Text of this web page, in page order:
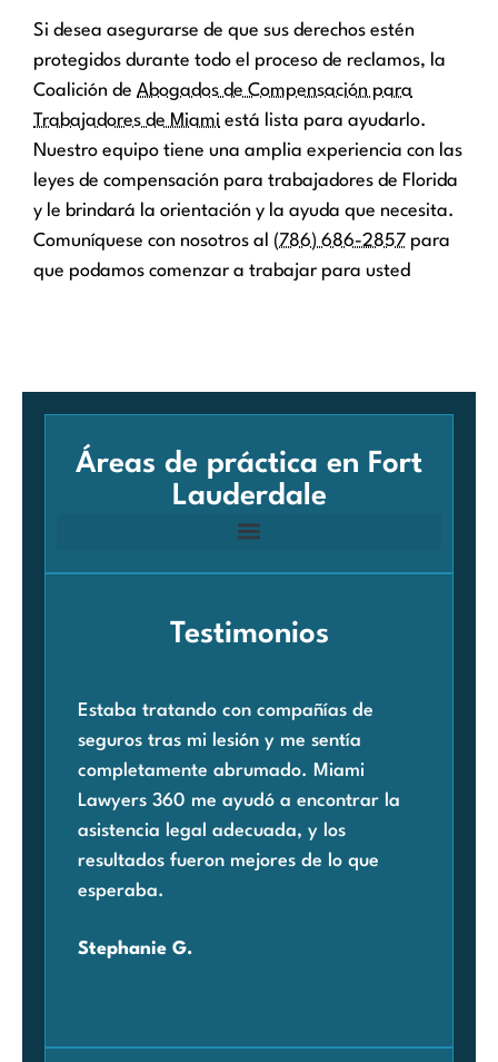
Si desea asegurarse de que sus derechos estén
protegidos durante todo el proceso de reclamos, la
Coalición de Abogados de Compensación para
Trabajadores de Miami está lista para ayudarlo.
Nuestro equipo tiene una amplia experiencia con las
leyes de compensación para trabajadores de Florida
y le brindará la orientación y la ayuda que necesita.
Comuníquese con nosotros al (786) 686-2857 para
que podamos comenzar a trabajar para usted
Áreas de práctica en Fort
Lauderdale
Testimonios
Estaba tratando con compañías de
seguros tras mi lesión y me sentía
completamente abrumado. Miami
Lawyers 360 me ayudó a encontrar la
asistencia legal adecuada, y los
resultados fueron mejores de lo que
esperaba.
Stephanie G.